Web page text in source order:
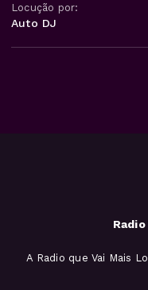
Locução por:
Auto DJ
A Radio que Vai Mais